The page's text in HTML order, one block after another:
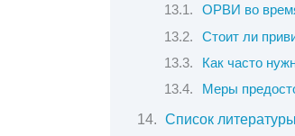
ОРВИ во
Стоит ли
Как часто
Меры
Список